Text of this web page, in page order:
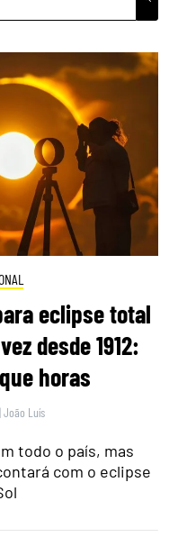
eclipse total
desde 1912:
horas
|João Luís
todo o país, mas
com o eclipse